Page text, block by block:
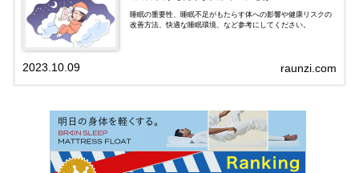
睡眠の重要性、睡眠不足がもたらす体への影響や健康リスクの
改善方法、快適な睡眠環境、など参考にしてください。
raunzi.com
2023.10.09